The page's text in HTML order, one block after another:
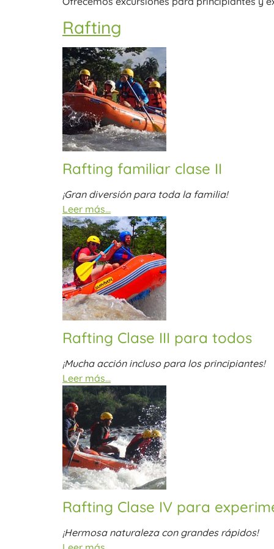
Rafting
Rafting familiar clase II
¡Gran diversión para toda la familia!
Leer más…
Rafting Clase III para todos
¡Mucha acción incluso para los principiantes!
Leer más…
Rafting Clase IV para
¡Hermosa naturaleza con grandes rápidos!